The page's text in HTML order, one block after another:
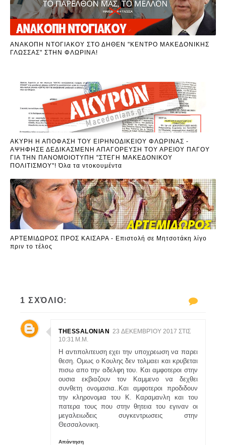
ΑΝΑΚΟΠΗ ΝΤΟΓΙΑΚΟΥ ΣΤΟ ΔΗΘΕΝ "ΚΕΝΤΡΟ ΜΑΚΕΔΟΝΙΚΗΣ
ΓΛΩΣΣΑΣ" ΣΤΗΝ ΦΛΩΡΙΝΑ!
ΑΚΥΡΗ Η ΑΠΟΦΑΣΗ ΤΟΥ ΕΙΡΗΝΟΔΙΚΕΙΟΥ ΦΛΩΡΙΝΑΣ -
ΑΨΗΦΗΣΕ ΔΕΔΙΚΑΣΜΕΝΗ ΑΠΑΓΟΡΕΥΣΗ ΤΟΥ ΑΡΕΙΟΥ ΠΑΓΟΥ
ΓΙΑ ΤΗΝ ΠΑΝΟΜΟΙΟΤΥΠΗ "ΣΤΕΓΗ ΜΑΚΕΔΟΝΙΚΟΥ
ΠΟΛΙΤΙΣΜΟΥ"! Όλα τα ντοκουμέντα
ΑΡΤΕΜΙΔΩΡΟΣ ΠΡΟΣ ΚΑΙΣΑΡΑ - Επιστολή σε Μητσοτάκη λίγο
πριν το τέλος
1 ΣΧΌΛΙΟ:
THESSALONIAN 23 ΔΕΚΕΜΒΡΊΟΥ 2017 ΣΤΙΣ
10:31 Μ.Μ.
Η αντιπολιτευση εχει την υποχρεωση να παρει
θεση. Ομως ο Κουλης δεν τολμαει και κρυβεται
πισω απο την αδελφη του. Και αμφοτεροι στην
ουσια εκβιαζουν τον Καμμενο να δεχθει
συνθετη ονομασια..Και αμφοτεροι προδιδουν
την κληρονομια του Κ. Καραμανλη και του
πατερα τους που στην θητεια του εγιναν οι
μεγαλειωδεις συγκεντρωσεις στην
Θεσσαλονικη.
Απάντηση